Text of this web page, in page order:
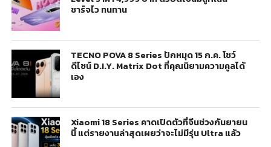
ชาร์จไว ทนทาน
TECNO POVA 8 Series ปักหมุด 15 ก.ค. โชว์
ดีไซน์ D.I.Y. Matrix Dot ที่คุณนิยามความคูลได้
เอง
Xiaomi 18 Series คาดเปิดตัวที่จีนช่วงกันยายน
นี้ แต่รายงานล่าสุดเผยว่าจะไม่มีรุ่น Ultra แล้ว